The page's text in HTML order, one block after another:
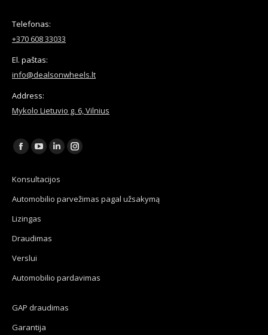
Telefonas:
+370 608 33033
El. paštas:
info@dealsonwheels.lt
Address:
Mykolo Lietuvio g. 6, Vilnius
Find us on:
Facebook
opens
in
new
YouTube
opens
in
new
Linkedin
opens
in
Instagram
in
Konsultacijos
Automobilio parvežimas pagal užsakymą
Lizingas
Draudimas
Verslui
Automobilio pardavimas
GAP draudimas
Garantija